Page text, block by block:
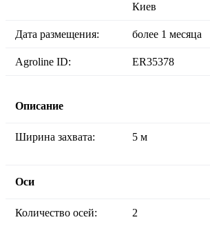
Киев
Дата размещения: более 1 месяца
Agroline ID: ER35378
Описание
Ширина захвата: 5 м
Оси
Количество осей: 2